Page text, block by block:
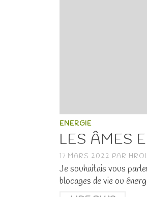
ENERGIE
LES ÂMES
17 MARS 2022 PAR
Je souhaitais vous
blocages de vie ou